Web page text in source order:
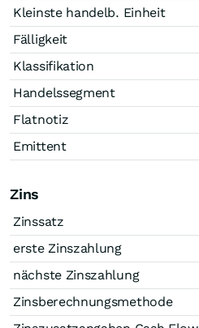
Kleinste handelb. Einheit
Fälligkeit
Klassifikation
Handelssegment
Flatnotiz
Emittent
Zins
Zinssatz
erste Zinszahlung
nächste Zinszahlung
Zinsberechnungsmethode